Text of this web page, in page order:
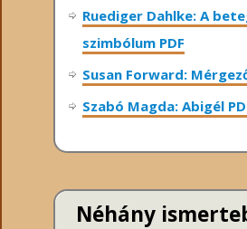
Ruediger Dahlke: A
szimbólum PDF
Susan Forward:
Szabó Magda: Abigél
Néhány